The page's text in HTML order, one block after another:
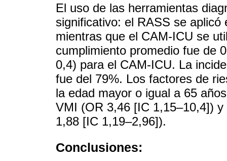
El uso de las herramientas
significativo: el RASS se
mientras que el CAM-ICU se
cumplimiento promedio fue de
0,4) para el CAM-ICU. La
fue del 79%. Los factores de
la edad mayor o igual a 65
VMI (OR 3,46 [IC 1,15–10,4])
1,88 [IC 1,19–2,96]).
Conclusiones: